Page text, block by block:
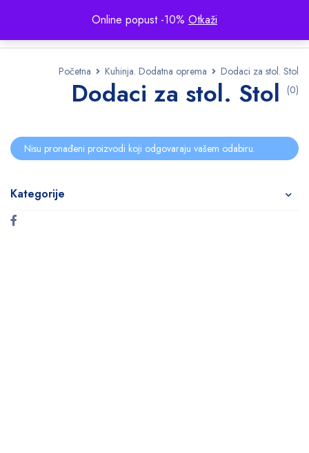
Online popust -10% Otkaži
Početna Kuhinja. Dodatna oprema Dodaci za stol. Stol
Dodaci za stol. Stol (0)
Kategorije
Nisu pronađeni proizvodi koji odgovaraju vašem odabiru.